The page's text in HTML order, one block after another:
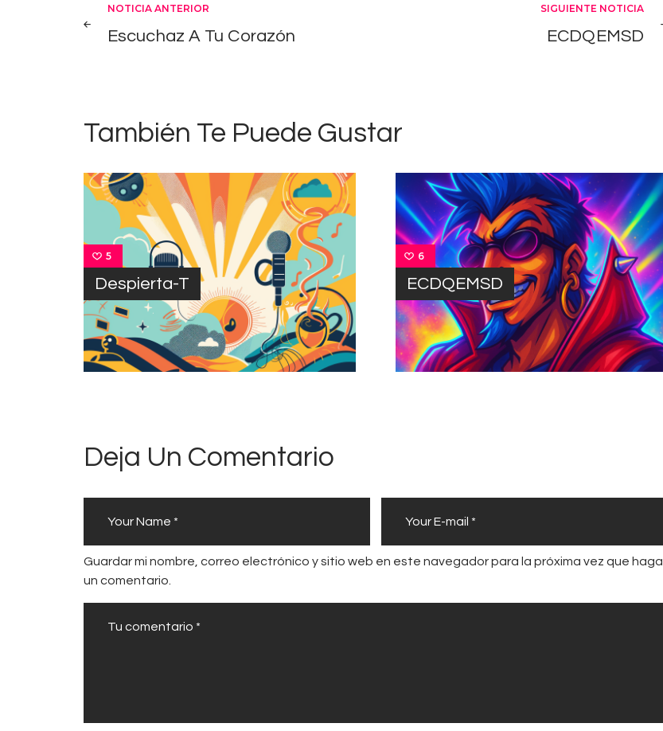
Navegación
NOTICIA ANTERIOR
Escuchaz A Tu Corazón
SIGUIENTE NOTICIA
ECDQEMSD
También Te Puede Gustar
5
Despierta-T
6
ECDQEMSD
Deja Un Comentario
Guardar mi nombre, correo electrónico y sitio web en este navegador para la próxima vez que haga
un comentario.